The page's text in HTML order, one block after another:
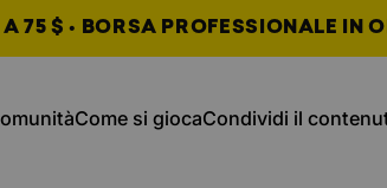
75 $ • BORSA PROFESSIONALE IN
Come si giocaCondividi il